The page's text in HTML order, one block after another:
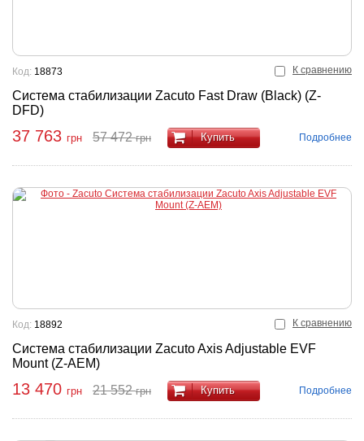
К сравнению
Система стабилизации Zacuto Fast Draw (Black) (Z-
DFD)
Код: 18873
37 763 грн 57 472грн Купить Подробнее
К сравнению
Система стабилизации Zacuto Axis Adjustable EVF
Mount (Z-AEM)
Код: 18892
13 470 грн 21 552грн Купить Подробнее